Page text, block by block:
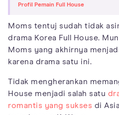
Profil Pemain Full House
Moms tentuj sudah tidak
drama Korea Full House.
Moms yang akhirnya
karena drama satu ini.
Tidak mengherankan
House menjadi salah satu
romantis yang sukses di